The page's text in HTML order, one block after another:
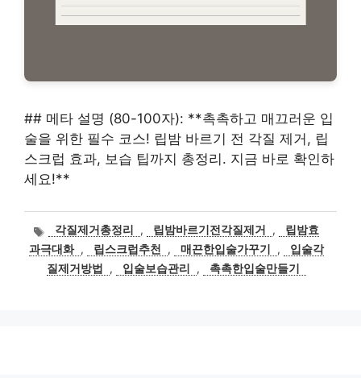
## 메타 설명 (80-100자): **촉촉하고 매끄러운 입
술을 위한 필수 코스! 립밤 바르기 전 각질 제거, 립
스크럽 효과, 보습 팁까지 총정리. 지금 바로 확인하
세요!**
태
그
각질제거총정리 , 립밤바르기전각질제거 ,
립밤효
과극대화 , 립스크럽추천 , 매끈한입술가꾸기 ,
입술각
질제거방법
, 입술보습관리 , 촉촉한입술만들기